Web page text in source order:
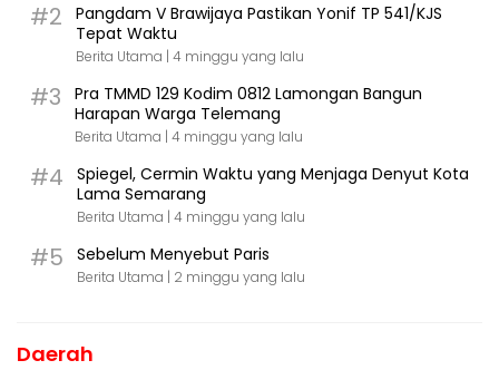
#2
Pangdam V Brawijaya Pastikan Yonif TP 541/KJS
Tepat Waktu
Berita Utama | 4 minggu yang lalu
#3
Pra TMMD 129 Kodim 0812 Lamongan Bangun
Harapan Warga Telemang
Berita Utama | 4 minggu yang lalu
#4
Spiegel, Cermin Waktu yang Menjaga Denyut Kota
Lama Semarang
Berita Utama | 4 minggu yang lalu
#5 Sebelum Menyebut Paris
Berita Utama | 2 minggu yang lalu
Daerah